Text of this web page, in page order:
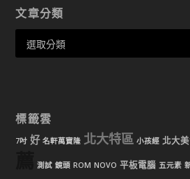
文章分類
標籤雲
7吋 好 名軒萬寶隆 北大特區 小孩經 北大
測試 鏡頭 ROM NOVO 平板電腦 五元素